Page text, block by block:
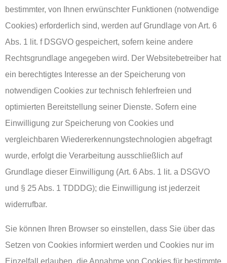
bestimmter, von Ihnen erwünschter Funktionen (notwendige
Cookies) erforderlich sind, werden auf Grundlage von Art. 6
Abs. 1 lit. f DSGVO gespeichert, sofern keine andere
Rechtsgrundlage angegeben wird. Der Websitebetreiber hat
ein berechtigtes Interesse an der Speicherung von
notwendigen Cookies zur technisch fehlerfreien und
optimierten Bereitstellung seiner Dienste. Sofern eine
Einwilligung zur Speicherung von Cookies und
vergleichbaren Wiedererkennungstechnologien abgefragt
wurde, erfolgt die Verarbeitung ausschließlich auf
Grundlage dieser Einwilligung (Art. 6 Abs. 1 lit. a DSGVO
und § 25 Abs. 1 TDDDG); die Einwilligung ist jederzeit
widerrufbar.
Sie können Ihren Browser so einstellen, dass Sie über das
Setzen von Cookies informiert werden und Cookies nur im
Einzelfall erlauben, die Annahme von Cookies für bestimmte